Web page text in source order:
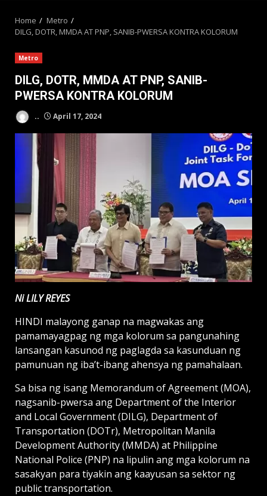
Home
Metro
DILG, DOTR, MMDA AT PNP, SANIB-PWERSA KONTRA KOLORUM
Metro
DILG, DOTR, MMDA AT PNP, SANIB-
PWERSA KONTRA KOLORUM
.. April 17, 2024
Ni LILY REYES
HINDI malayong ganap na magwakas ang
pamamayagpag ng mga kolorum sa pangunahing
lansangan kasunod ng paglagda sa kasunduan ng
pamunuan ng iba’t-ibang ahensya ng pamahalaan.
Sa bisa ng isang Memorandum of Agreement (MOA),
nagsanib-pwersa ang Department of the Interior
and Local Government (DILG), Department of
Transportation (DOTr), Metropolitan Manila
Development Authority (MMDA) at Philippine
National Police (PNP) na lipulin ang mga kolorum na
sasakyan para tiyakin ang kaayusan sa sektor ng
public transportation.